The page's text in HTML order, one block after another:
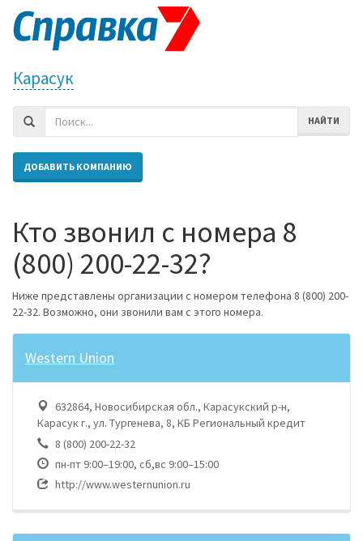
Карасук
НАЙТИ
ДОБАВИТЬ КОМПАНИЮ
Кто звонил с номера 8
(800) 200-22-32?
Ниже представлены организации с номером телефона 8 (800) 200-
22-32. Возможно, они звонили вам с этого номера.
Western Union
632864, Новосибирская обл., Карасукский р-н,
Карасук г., ул. Тургенева, 8, КБ Региональный кредит
8 (800) 200-22-32
пн-пт 9:00–19:00, сб,вс 9:00–15:00
http://www.westernunion.ru